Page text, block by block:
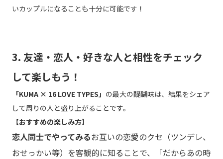
いカップルになることも十分に可能です！
3. 友達・恋人・好きな人と相性をチェック
して楽しもう！
「KUMA × 16 LOVE TYPES」 の最大の醍醐味は、結果をシェア
して周りの人と盛り上がることです。
【おすすめの楽しみ方】
恋人同士でやってみるお互いの恋愛のクセ（ツンデレ、
おせっかい等）を客観的に知ることで、「だからあの時